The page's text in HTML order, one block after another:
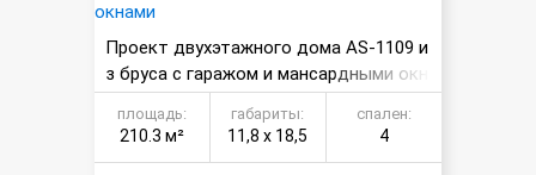
Проект двухэтажного дома AS-1109 и
з бруса с гаражом и мансардными окн
площадь:
210.3 м²
габариты:
11,8 х 18,5
спален:
4